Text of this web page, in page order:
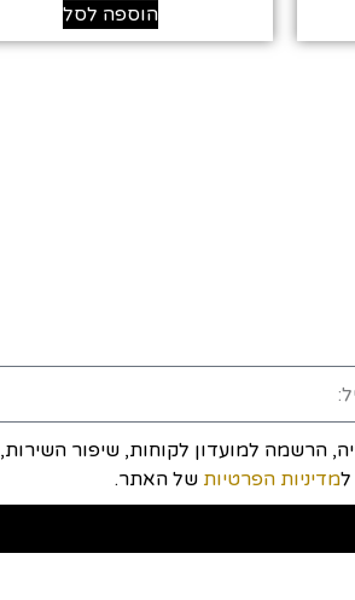
הוספה לסל
הרשמה למועדון לקוחות, שיפור השירות,
מדיניות הפרטיות של האתר.